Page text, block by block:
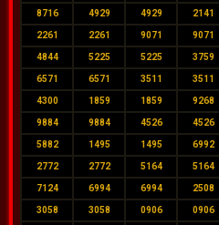
8716 4929 4929 2141
2261 2261 9071 9071
4844 5225 5225 3759
6571 6571 3511 3511
4300 1859 1859 9268
9884 9884 4526 4526
5882 1495 1495 6992
2772 2772 5164 5164
7124 6994 6994 2508
3058 3058 0906 0906